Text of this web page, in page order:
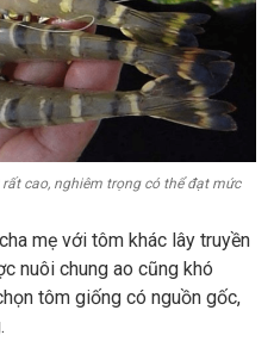
cao, nghiêm trọng có thể đạt mức
mẹ với tôm khác lây truyền
nuôi chung ao cũng khó
tôm giống có nguồn gốc,